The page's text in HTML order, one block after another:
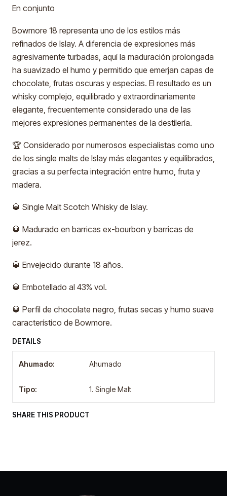
En conjunto
Bowmore 18 representa uno de los estilos más
refinados de Islay. A diferencia de expresiones más
agresivamente turbadas, aquí la maduración prolongada
ha suavizado el humo y permitido que emerjan capas de
chocolate, frutas oscuras y especias. El resultado es un
whisky complejo, equilibrado y extraordinariamente
elegante, frecuentemente considerado una de las
mejores expresiones permanentes de la destilería.
🏆 Considerado por numerosos especialistas como uno
de los single malts de Islay más elegantes y equilibrados,
gracias a su perfecta integración entre humo, fruta y
madera.
🥃 Single Malt Scotch Whisky de Islay.
🥃 Madurado en barricas ex-bourbon y barricas de
jerez.
🥃 Envejecido durante 18 años.
🥃 Embotellado al 43% vol.
🥃 Perfil de chocolate negro, frutas secas y humo suave
característico de Bowmore.
DETAILS
Ahumado: Ahumado
Tipo: 1. Single Malt
SHARE THIS PRODUCT